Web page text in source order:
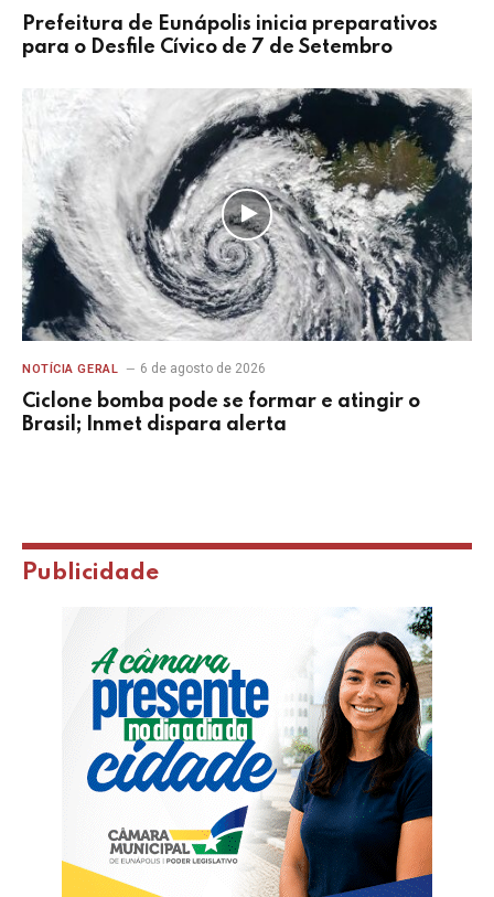
Prefeitura de Eunápolis inicia preparativos
para o Desfile Cívico de 7 de Setembro
NOTÍCIA GERAL 6 de agosto de 2026
Ciclone bomba pode se formar e atingir o
Brasil; Inmet dispara alerta
Publicidade